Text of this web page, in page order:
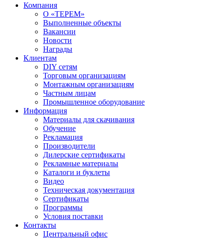
Компания
О «ТЕРЕМ»
Выполненные объекты
Вакансии
Новости
Награды
Клиентам
DIY сетям
Торговым организациям
Монтажным организациям
Частным лицам
Промышленное оборудование
Информация
Материалы для скачивания
Обучение
Рекламация
Производители
Дилерские сертификаты
Рекламные материалы
Каталоги и буклеты
Видео
Техническая документация
Сертификаты
Программы
Условия поставки
Контакты
Центральный офис